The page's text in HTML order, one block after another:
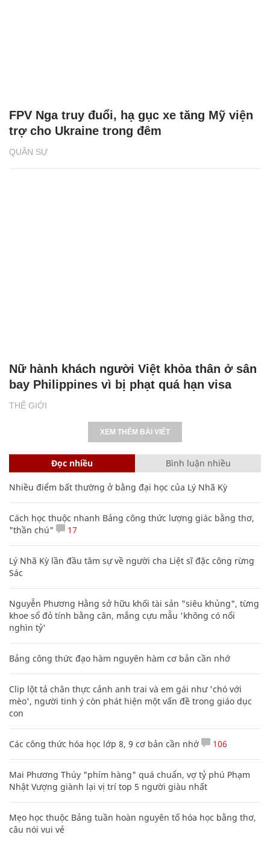
QUÂN SỰ
FPV Nga truy đuổi, hạ gục xe tăng Mỹ viện
trợ cho Ukraine trong đêm
THẾ GIỚI
Nữ hành khách người Việt khỏa thân ở sân
bay Philippines vì bị phạt quá hạn visa
XEM THÊM BÀI VIẾT
Đọc nhiều Bình luận nhiều
Nhiều điểm bất thường ở bằng đại học của Lý Nhã Kỳ
Cách học thuộc nhanh Bảng công thức lượng giác bằng thơ,
"thần chú"
17
Lý Nhã Kỳ lần đầu tâm sự về người cha Liệt sĩ đặc công rừng
Sác
Nguyễn Phương Hằng sở hữu khối tài sản "siêu khủng", từng
khoe sổ đỏ tính bằng cân, mắng cựu mẫu 'không có nổi
nghìn tỷ'
Bảng công thức đạo hàm nguyên hàm cơ bản cần nhớ
Clip lột tả chân thực cảnh anh trai và em gái như 'chó với
mèo', người tinh ý còn phát hiện một vấn đề trong giáo dục
con
Các công thức hóa học lớp 8, 9 cơ bản cần nhớ 106
Mai Phương Thúy "phím hàng" quá chuẩn, vợ tỷ phú Phạm
Nhật Vượng giành lại vị trí top 5 người giàu nhất
Mẹo học thuộc Bảng tuần hoàn nguyên tố hóa học bằng thơ,
câu nói vui vẻ